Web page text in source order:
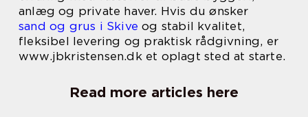
anlæg og private haver. Hvis du ønsker
sand og grus i Skive og stabil kvalitet,
fleksibel levering og praktisk rådgivning, er
www.jbkristensen.dk et oplagt sted at starte.
Read more articles here